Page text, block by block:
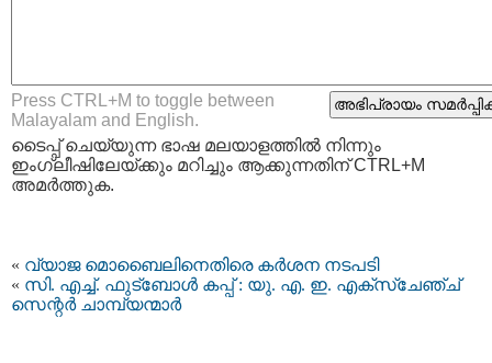
Press CTRL+M to toggle between
Malayalam and English.
ടൈപ്പ്‌ ചെയ്യുന്ന ഭാഷ മലയാളത്തില്‍ നിന്നും
ഇംഗ്ലീഷിലേയ്ക്കും മറിച്ചും ആക്കുന്നതിന് CTRL+M
അമര്‍ത്തുക.
« വ്യാജ മൊബൈലിനെതിരെ കര്‍ശന നടപടി
« സി. എച്ച്. ഫുട്‌ബോള്‍ കപ്പ് : യു. എ. ഇ. എക്‌സ്‌ചേഞ്ച്
സെന്റര്‍ ചാമ്പ്യന്മാര്‍